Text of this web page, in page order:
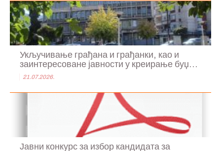
Укључивање грађана и грађанки, као и
заинтересоване јавности у креирање буџ...
21.07.2026.
Јавни конкурс за избор кандидата за